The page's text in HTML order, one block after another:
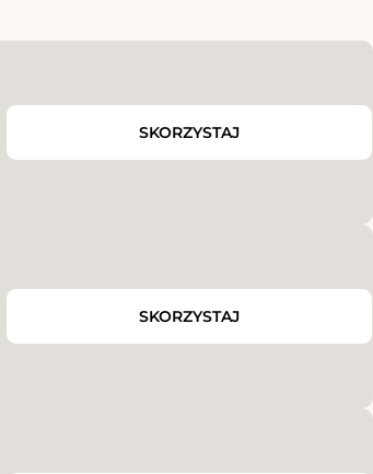
SKORZYSTAJ
SKORZYSTAJ